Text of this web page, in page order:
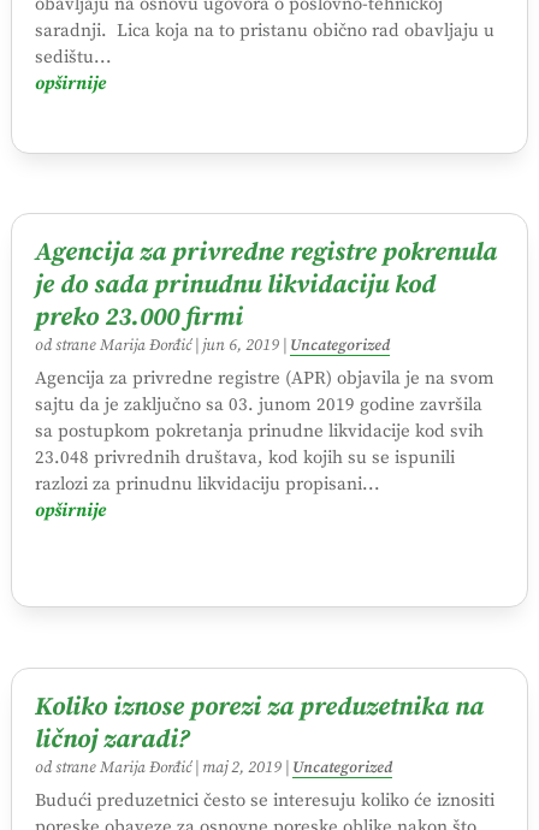
saradnji. Lica koja na to pristanu obično rad obavljaju u
sedištu...
opširnije
Agencija za privredne registre pokrenula
je do sada prinudnu likvidaciju kod
preko 23.000 firmi
od straneMarija Đorđić| jun 6, 2019| Uncategorized
Agencija za privredne registre (APR) objavila je na svom
sajtu da je zaključno sa 03. junom 2019 godine završila
sa postupkom pokretanja prinudne likvidacije kod svih
23.048 privrednih društava, kod kojih su se ispunili
razlozi za prinudnu likvidaciju propisani...
opširnije
Koliko iznose porezi za preduzetnika na
ličnoj zaradi?
od straneMarija Đorđić| maj 2, 2019| Uncategorized
Budući preduzetnici često se interesuju koliko će iznositi